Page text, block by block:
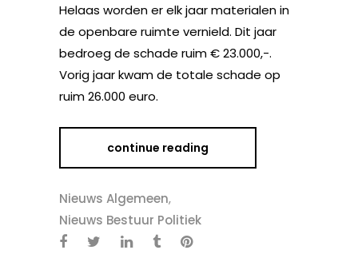
Helaas worden er elk jaar materialen in
de openbare ruimte vernield. Dit jaar
bedroeg de schade ruim € 23.000,-.
Vorig jaar kwam de totale schade op
ruim 26.000 euro.
continue reading
Nieuws Algemeen,
Nieuws Bestuur Politiek